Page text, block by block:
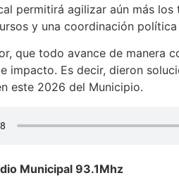
permitirá agilizar aún más
y una coordinación
que todo avance de manera
impacto. Es decir, dieron
este 2026 del Municipio.
Municipal 93.1Mhz